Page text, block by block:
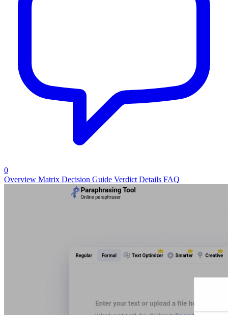
0
Overview Matrix Decision Guide Verdict Details FAQ